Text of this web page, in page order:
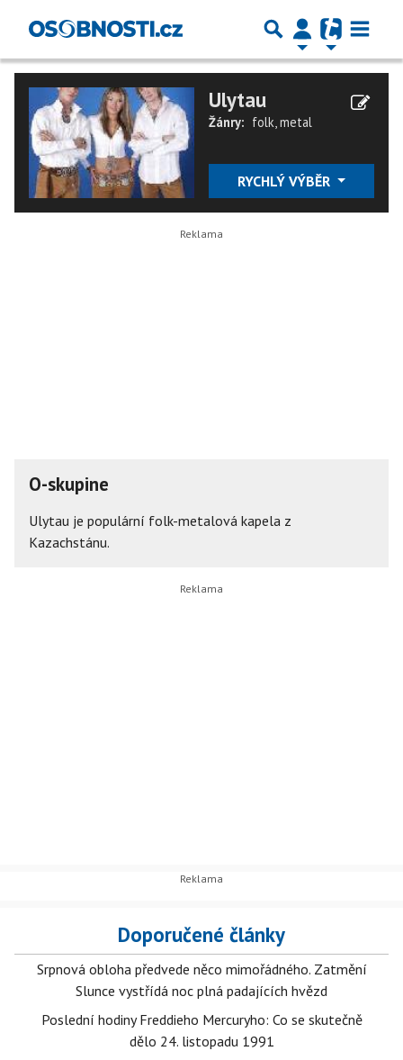
Ulytau
Žánry: folk,metal
RYCHLÝ VÝBĚR
O-skupine
Ulytau je populární folk-metalová kapela z
Kazachstánu.
Doporučené články
Srpnová obloha předvede něco mimořádného. Zatmění
Slunce vystřídá noc plná padajících hvězd
Poslední hodiny Freddieho Mercuryho: Co se skutečně
dělo 24. listopadu 1991